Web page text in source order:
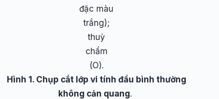
đặc màu
trắng);
thuỳ
chẩm
(O).
Hình 1. Chụp cắt lớp vi tính đầu bình thường
không cản quang.